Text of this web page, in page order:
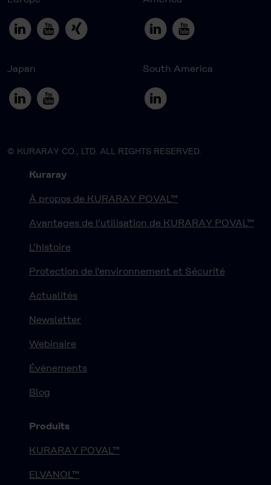
Japan South America
© KURARAY CO., LTD. ALL RIGHTS RESERVED.
Kuraray
À propos de KURARAY POVAL™
Avantages de l'utilisation de KURARAY POVAL™
L'histoire
Protection de l'environnement et Sécurité
Actualités
Newsletter
Webinaire
Événements
Blog
Produits
KURARAY POVAL™
ELVANOL™